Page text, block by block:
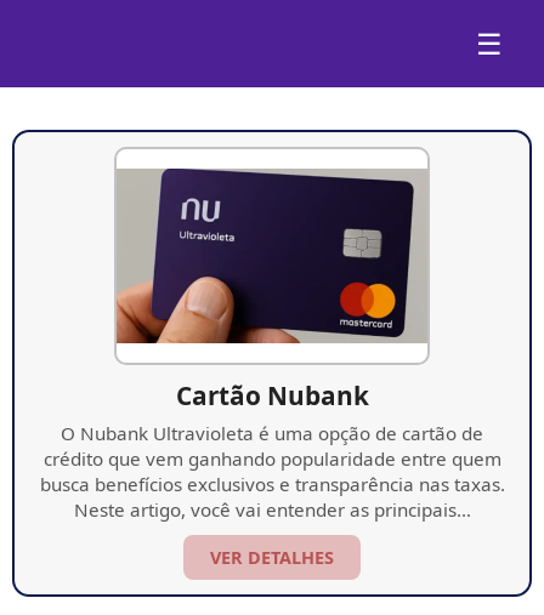
☰
Cartão Nubank
O Nubank Ultravioleta é uma opção de cartão de
crédito que vem ganhando popularidade entre quem
busca benefícios exclusivos e transparência nas taxas.
Neste artigo, você vai entender as principais…
VER DETALHES